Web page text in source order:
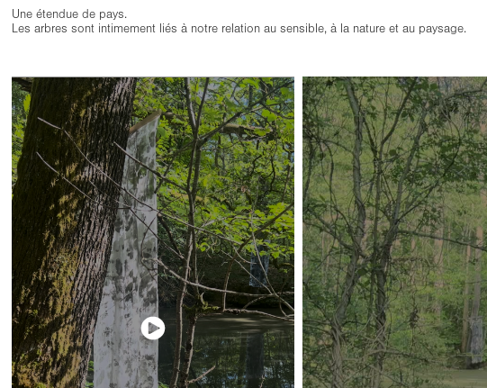
Une étendue de pays.
Les arbres sont intimement liés à notre relation au sensible, à la nature et au paysage.